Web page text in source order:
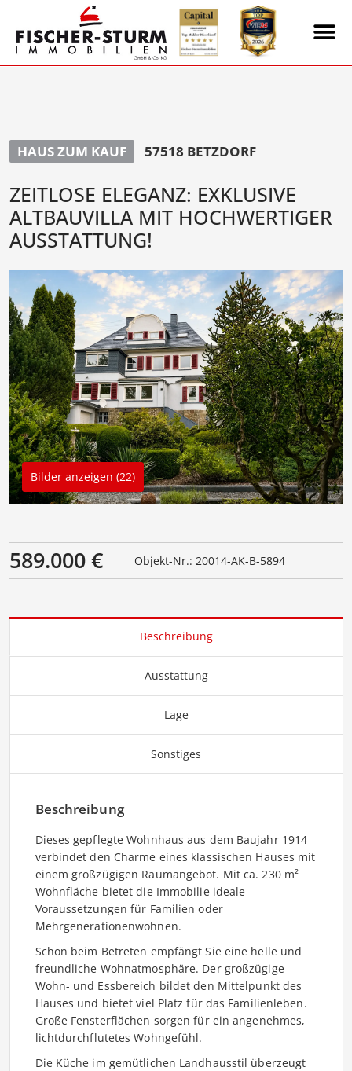
HAUS ZUM KAUF 57518 BETZDORF
ZEITLOSE ELEGANZ: EXKLUSIVE
ALTBAUVILLA MIT HOCHWERTIGER
AUSSTATTUNG!
Bilder anzeigen (22)
589.000 € Objekt-Nr.: 20014-AK-B-5894
Beschreibung
Ausstattung
Lage
Sonstiges
Beschreibung
Dieses gepflegte Wohnhaus aus dem Baujahr 1914
verbindet den Charme eines klassischen Hauses mit
einem großzügigen Raumangebot. Mit ca. 230 m²
Wohnfläche bietet die Immobilie ideale
Voraussetzungen für Familien oder
Mehrgenerationenwohnen.
Schon beim Betreten empfängt Sie eine helle und
freundliche Wohnatmosphäre. Der großzügige
Wohn- und Essbereich bildet den Mittelpunkt des
Hauses und bietet viel Platz für das Familienleben.
Große Fensterflächen sorgen für ein angenehmes,
lichtdurchflutetes Wohngefühl.
Die Küche im gemütlichen Landhausstil überzeugt